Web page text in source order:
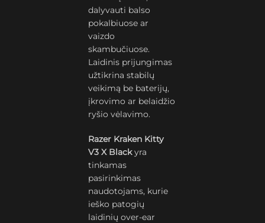
dalyvauti balso
pokalbiuose ar
vaizdo
skambučiuose.
Laidinis prijungimas
užtikrina stabilų
veikimą be baterijų,
įkrovimo ar belaidžio
ryšio vėlavimo.
Razer Kraken Kitty
V3 X Blackyra
tinkamas
pasirinkimas
naudotojams, kurie
ieško patogių
laidinių over-ear